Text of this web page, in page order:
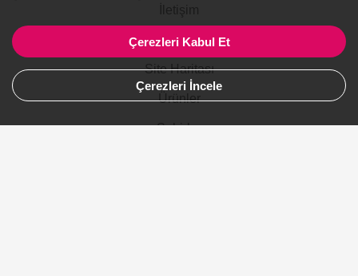
Gizlilik ve Kullanım
Site Haritası
Ürünler
Şehirler
Çerezleri Kabul Et
Çerezleri İncele